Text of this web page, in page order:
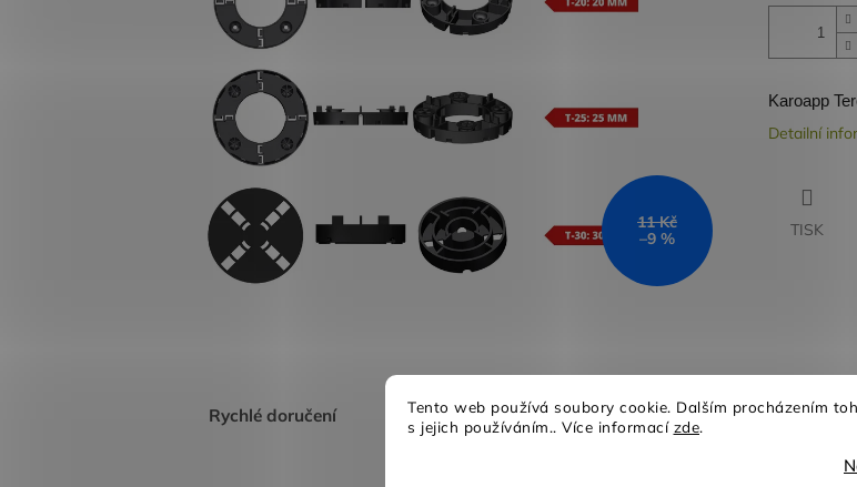
Tento web používá soubory cookie. Dalším procházením
s jejich používáním.. Více informací zde.
11 Kč
–9 %
Karoapp
Detailní
TISK
Rychlé doručení Záruka kvality